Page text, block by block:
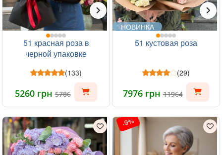
51 красная роза в
черной упаковке
(133)
5260 грн5786
НОВИНКА
51 кустовая роза
(29)
7976 грн11964
-9%